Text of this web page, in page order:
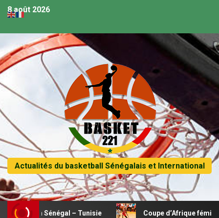
8 août 2026
Actualités du basketball Sénégalais et International
– Tunisie Coupe d’Afrique féminine U18 – Le